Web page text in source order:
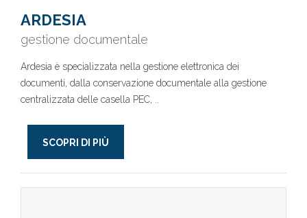
ARDESIA
gestione documentale
Ardesia è specializzata nella gestione elettronica dei
documenti, dalla conservazione documentale alla gestione
centralizzata delle casella PEC, ..
SCOPRI DI PIÙ